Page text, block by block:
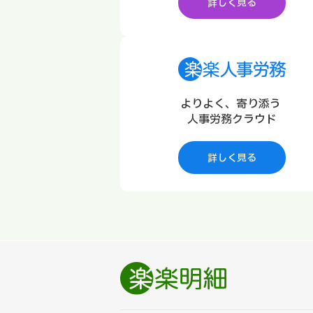
詳しく見る
よりよく、寄り添う
人事労務クラウド
詳しく見る